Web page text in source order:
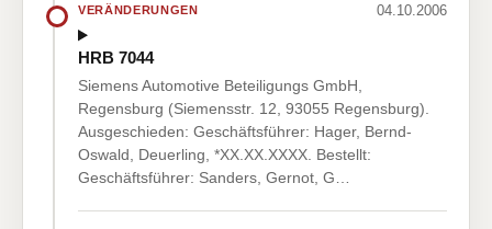
VERÄNDERUNGEN 04.10.2006
HRB 7044
Siemens Automotive Beteiligungs GmbH,
Regensburg (Siemensstr. 12, 93055 Regensburg).
Ausgeschieden: Geschäftsführer: Hager, Bernd-
Oswald, Deuerling, *XX.XX.XXXX. Bestellt:
Geschäftsführer: Sanders, Gernot, G…